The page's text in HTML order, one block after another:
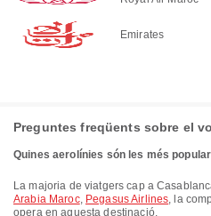
Emirates
Preguntes freqüents sobre el
Quines aerolínies són les més
La majoria de viatgers cap a
Arabia Maroc, Pegasus Airlines, la
opera en aquesta destinació.